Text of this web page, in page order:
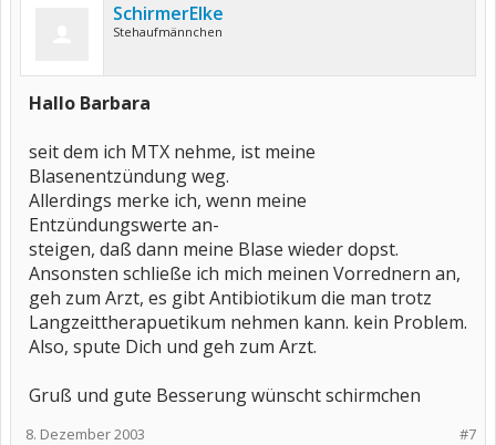
SchirmerElke
Stehaufmännchen
Hallo Barbara
seit dem ich MTX nehme, ist meine
Blasenentzündung weg.
Allerdings merke ich, wenn meine
Entzündungswerte an-
steigen, daß dann meine Blase wieder dopst.
Ansonsten schließe ich mich meinen Vorrednern an,
geh zum Arzt, es gibt Antibiotikum die man trotz
Langzeittherapuetikum nehmen kann. kein Problem.
Also, spute Dich und geh zum Arzt.
Gruß und gute Besserung wünscht schirmchen
#7
8. Dezember 2003